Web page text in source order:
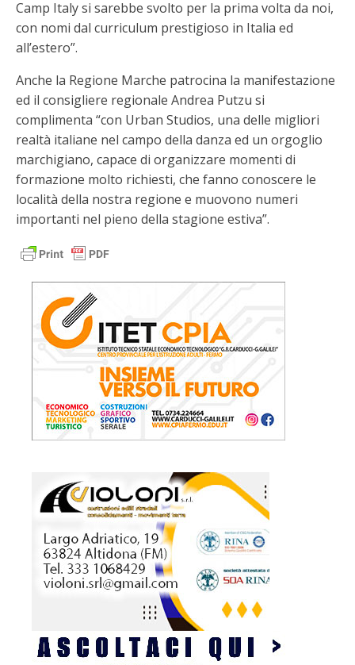
Camp Italy si sarebbe svolto per la prima volta da noi,
con nomi dal curriculum prestigioso in Italia ed
all’estero”.
Anche la Regione Marche patrocina la manifestazione
ed il consigliere regionale Andrea Putzu si
complimenta “con Urban Studios, una delle migliori
realtà italiane nel campo della danza ed un orgoglio
marchigiano, capace di organizzare momenti di
formazione molto richiesti, che fanno conoscere le
località della nostra regione e muovono numeri
importanti nel pieno della stagione estiva”.